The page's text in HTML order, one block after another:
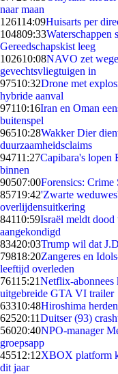
naar maan
126114:09Huisarts per
104809:33Waterschappen
Gereedschapskist leeg
102610:08NAVO zet
gevechtsvliegtuigen in
97510:32Drone met
hybride aanval
97110:16Iran en Oman
buitenspel
96510:28Wakker Dier
duurzaamheidsclaims
94711:27Capibara's lopen
binnen
90507:00Forensics: Crime
85719:42'Zwarte
overlijdensuitkering
84110:59Israël meldt
aangekondigd
83420:03Trump wil dat
79818:20Zangeres en
leeftijd overleden
76115:21Netflix-abonnees
uitgebreide GTA VI trailer
63310:48Hiroshima
62520:11Duitser (93)
56020:40NPO-manager
groepsapp
45512:12XBOX platform
dit jaar